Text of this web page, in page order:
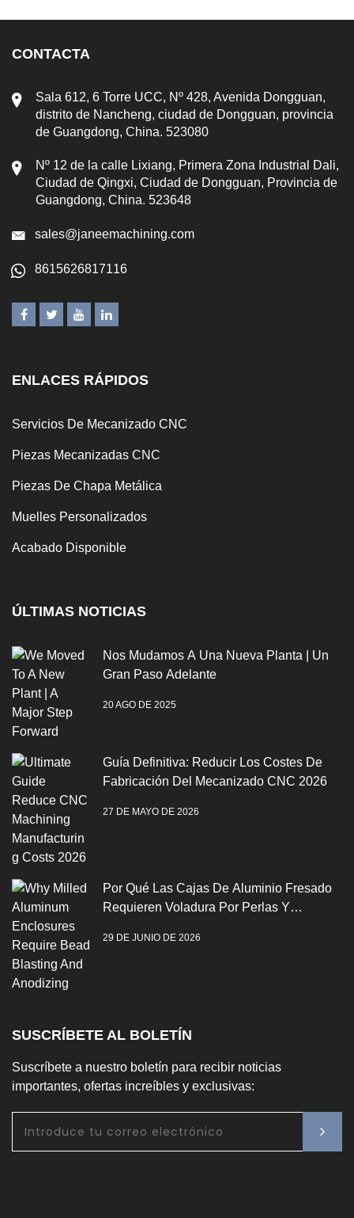
CONTACTA
Sala 612, 6 Torre UCC, Nº 428, Avenida Dongguan,
distrito de Nancheng, ciudad de Dongguan, provincia
de Guangdong, China. 523080
Nº 12 de la calle Lixiang, Primera Zona Industrial Dali,
Ciudad de Qingxi, Ciudad de Dongguan, Provincia de
Guangdong, China. 523648
sales@janeemachining.com
8615626817116
ENLACES RÁPIDOS
Servicios De Mecanizado CNC
Piezas Mecanizadas CNC
Piezas De Chapa Metálica
Muelles Personalizados
Acabado Disponible
ÚLTIMAS NOTICIAS
Nos Mudamos A Una Nueva Planta | Un
Gran Paso Adelante
20 AGO DE 2025
Guía Definitiva: Reducir Los Costes De
Fabricación Del Mecanizado CNC 2026
27 DE MAYO DE 2026
Por Qué Las Cajas De Aluminio Fresado
Requieren Voladura Por Perlas Y
29 DE JUNIO DE 2026
SUSCRÍBETE AL BOLETÍN
Suscríbete a nuestro boletín para recibir noticias
importantes, ofertas increíbles y exclusivas: